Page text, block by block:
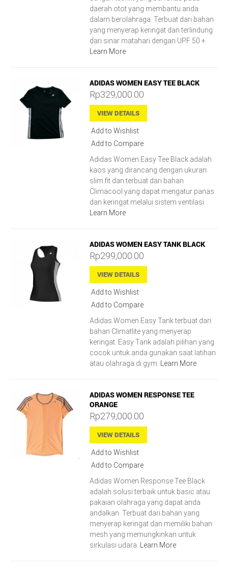
daerah otot yang membantu anda
dalam berolahraga. Terbuat dari bahan
yang menyerap keringat dan terlindung
dari sinar matahari dengan UPF 50 +
Learn More
ADIDAS WOMEN EASY TEE BLACK
Rp329,000.00
VIEW DETAILS
Add to Wishlist
Add to Compare
Adidas Women Easy Tee Black adalah
kaos yang dirancang dengan ukuran
slim fit dan terbuat dari bahan
Climacool yang dapat mengatur panas
dan keringat melalui sistem ventilasi.
Learn More
ADIDAS WOMEN EASY TANK BLACK
Rp299,000.00
VIEW DETAILS
Add to Wishlist
Add to Compare
Adidas Women Easy Tank terbuat dari
bahan Climatlite yang menyerap
keringat. Easy Tank adalah pilihan yang
cocok untuk anda gunakan saat latihan
atau olahraga di gym. Learn More
ADIDAS WOMEN RESPONSE TEE
ORANGE
Rp279,000.00
VIEW DETAILS
Add to Wishlist
Add to Compare
Adidas Women Response Tee Black
adalah solusi terbaik untuk basic atau
pakaian olahraga yang dapat anda
andalkan. Terbuat dari bahan yang
menyerap keringat dan memiliki bahan
mesh yang memungkinkan untuk
sirkulasi udara. Learn More